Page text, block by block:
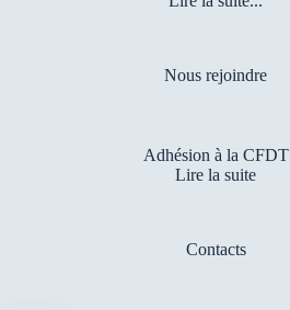
Nous rejoindre
Adhésion à la CFDT
Lire la suite
Contacts